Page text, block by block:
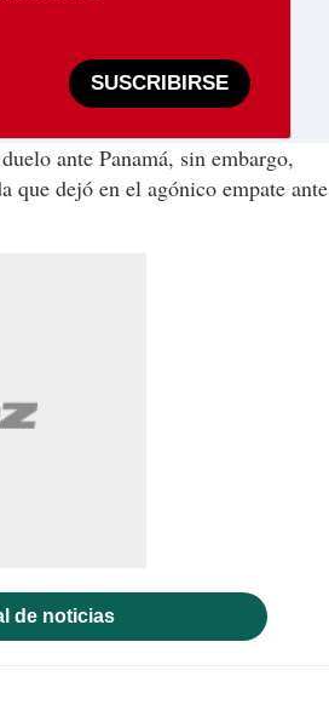
SUSCRIBIRSE
ante Panamá, sin embargo,
que dejó en el agónico empate ante
de noticias